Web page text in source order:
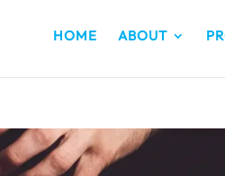
HOME ABOUT